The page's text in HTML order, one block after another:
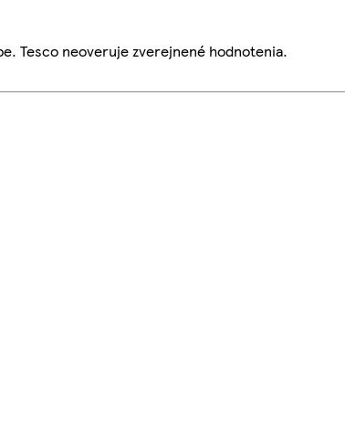
Tesco neoveruje zverejnené hodnotenia.